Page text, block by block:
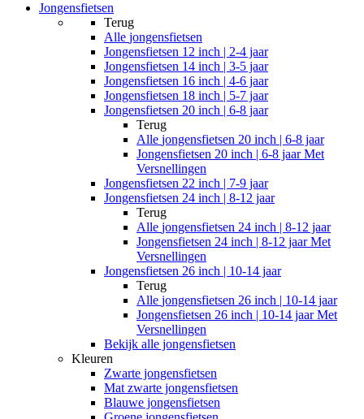
Jongensfietsen
Terug
Alle jongensfietsen
Jongensfietsen 12 inch | 2-4 jaar
Jongensfietsen 14 inch | 3-5 jaar
Jongensfietsen 16 inch | 4-6 jaar
Jongensfietsen 18 inch | 5-7 jaar
Jongensfietsen 20 inch | 6-8 jaar
Terug
Alle jongensfietsen 20 inch | 6-8 jaar
Jongensfietsen 20 inch | 6-8 jaar Met
Versnellingen
Jongensfietsen 22 inch | 7-9 jaar
Jongensfietsen 24 inch | 8-12 jaar
Terug
Alle jongensfietsen 24 inch | 8-12 jaar
Jongensfietsen 24 inch | 8-12 jaar Met
Versnellingen
Jongensfietsen 26 inch | 10-14 jaar
Terug
Alle jongensfietsen 26 inch | 10-14 jaar
Jongensfietsen 26 inch | 10-14 jaar Met
Versnellingen
Bekijk alle jongensfietsen
Kleuren
Zwarte jongensfietsen
Mat zwarte jongensfietsen
Blauwe jongensfietsen